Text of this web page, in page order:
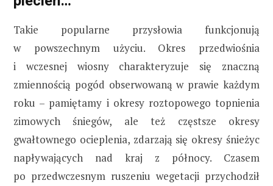
Takie popularne przysłowia funkcjonują
w powszechnym użyciu. Okres przedwiośnia
i wczesnej wiosny charakteryzuje się znaczną
zmiennością pogód obserwowaną w prawie każdym
roku – pamiętamy i okresy roztopowego topnienia
zimowych śniegów, ale też częstsze okresy
gwałtownego ocieplenia, zdarzają się okresy śnieżyc
napływających nad kraj z północy. Czasem
po przedwczesnym ruszeniu wegetacji przychodził